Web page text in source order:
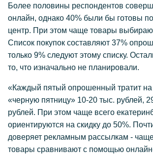
Более половины респондентов
онлайн, однако 40% были бы готовы
центр. При этом чаще товары
Список покупок составляют 37%
только 9% следуют этому списку.
то, что изначально не планировали.
«Каждый пятый опрошенный тратит
«черную пятницу» 10-20 тыс. рублей,
рублей. При этом чаще всего
ориентируются на скидку до 50%.
доверяет рекламным рассылкам -
товары сравнивают с помощью